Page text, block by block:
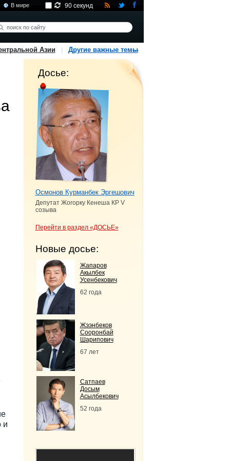
В мире 90 секунд
Азии Другие важные темы
и
Досье:
Осмонов Курманбек Эргешович
Депутат Жогорку Кенеша КР V
созыва
Перейти в раздел «ДОСЬЕ»
Новые досье:
Жапаров
Акылбек
Усенбекович
62 года
Жээнбеков
Сооронбай
Шарипович
67 лет
Сатпаев
Досым
Асылбекович
52 года